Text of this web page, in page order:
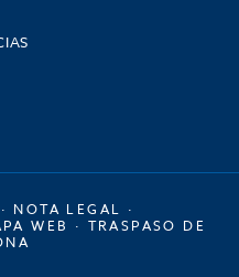
NOTA LEGAL ·
WEB · TRASPASO DE